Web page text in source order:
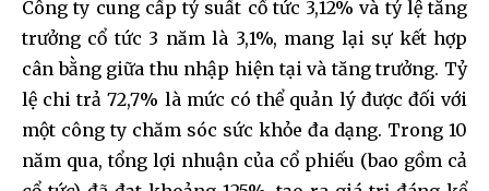
Công ty cung cấp tỷ suất cổ tức 3,12% và tỷ lệ tăng
trưởng cổ tức 3 năm là 3,1%, mang lại sự kết hợp
cân bằng giữa thu nhập hiện tại và tăng trưởng. Tỷ
lệ chi trả 72,7% là mức có thể quản lý được đối với
một công ty chăm sóc sức khỏe đa dạng. Trong 10
năm qua, tổng lợi nhuận của cổ phiếu (bao gồm cả